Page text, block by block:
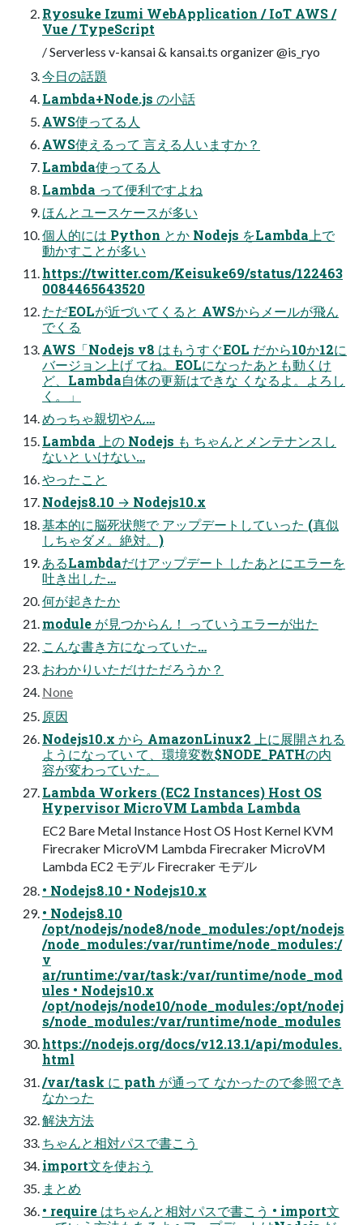
Ryosuke Izumi WebApplication / IoT AWS /
Vue / TypeScript
/ Serverless v-kansai & kansai.ts organizer @is_ryo
今日の話題
Lambda+Node.js の小話
AWS使ってる人
AWS使えるって 言える人いますか？
Lambda使ってる人
Lambda って便利ですよね
ほんとユースケースが多い
個人的には Python とか Nodejs をLambda上で
動かすことが多い
https://twitter.com/Keisuke69/status/122463
0084465643520
ただEOLが近づいてくると AWSからメールが飛ん
でくる
AWS「Nodejs v8 はもうすぐEOL だから10か12に
バージョン上げ てね。EOLになったあとも動くけ
ど、Lambda自体の更新はできな くなるよ。よろし
く。」
めっちゃ親切やん…
Lambda 上の Nodejs も ちゃんとメンテナンスし
ないと いけない…
やったこと
Nodejs8.10 → Nodejs10.x
基本的に脳死状態で アップデートしていった (真似
しちゃダメ。絶対。)
あるLambdaだけアップデート したあとにエラーを
吐き出した…
何が起きたか
module が見つからん！ っていうエラーが出た
こんな書き方になっていた…
おわかりいただけただろうか？
None
原因
Nodejs10.x から AmazonLinux2 上に展開される
ようになってい て、環境変数$NODE_PATHの内
容が変わっていた。
Lambda Workers (EC2 Instances) Host OS
Hypervisor MicroVM Lambda Lambda
EC2 Bare Metal Instance Host OS Host Kernel KVM
Firecraker MicroVM Lambda Firecraker MicroVM
Lambda EC2 モデル Firecraker モデル
• Nodejs8.10 • Nodejs10.x
• Nodejs8.10
/opt/nodejs/node8/node_modules:/opt/nodejs
/node_modules:/var/runtime/node_modules:/
v
ar/runtime:/var/task:/var/runtime/node_mod
ules • Nodejs10.x
/opt/nodejs/node10/node_modules:/opt/nodej
s/node_modules:/var/runtime/node_modules
https://nodejs.org/docs/v12.13.1/api/modules.
html
/var/task に path が通って なかったので参照でき
なかった
解決方法
ちゃんと相対パスで書こう
import文を使おう
まとめ
• require はちゃんと相対パスで書こう • import文